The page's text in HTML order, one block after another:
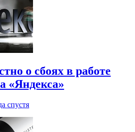
о сбоях в работе
«Яндекса»
спустя